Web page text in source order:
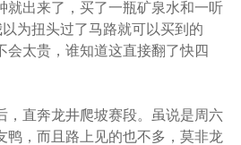
就出来了，买了一瓶矿泉水和一听
为扭头过了马路就可以买到的
会太贵，谁知道这直接翻了快四
，直奔龙井爬坡赛段。虽说是周六
鸭，而且路上见的也不多，莫非龙